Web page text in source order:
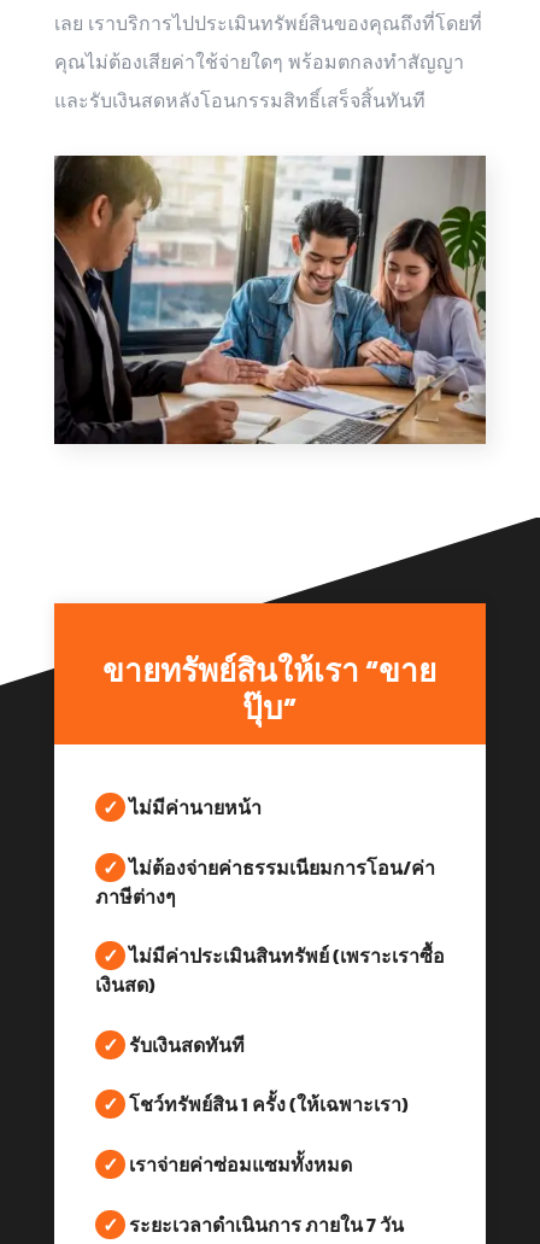
เลย เราบริการไปประเมินทรัพย์สินของคุณถึงที่โดยที่
คุณไม่ต้องเสียค่าใช้จ่ายใดๆ พร้อมตกลงทำสัญญา
และรับเงินสดหลังโอนกรรมสิทธิ์เสร็จสิ้นทันที
ขายทรัพย์สินให้เรา “ขาย
ปุ๊บ”
✓ ไม่มีค่านายหน้า
✓ ไม่ต้องจ่ายค่าธรรมเนียมการโอน/ค่า
ภาษีต่างๆ
✓ ไม่มีค่าประเมินสินทรัพย์ (เพราะเราซื้อ
เงินสด)
✓ รับเงินสดทันที
✓ โชว์ทรัพย์สิน 1 ครั้ง (ให้เฉพาะเรา)
✓ เราจ่ายค่าซ่อมแซมทั้งหมด
✓ ระยะเวลาดำเนินการ ภายใน 7 วัน